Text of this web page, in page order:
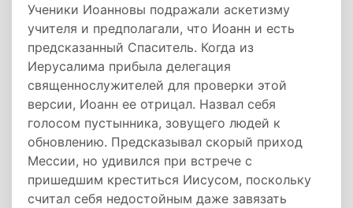
Ученики Иоанновы подражали аскетизму
учителя и предполагали, что Иоанн и есть
предсказанный Спаситель. Когда из
Иерусалима прибыла делегация
священнослужителей для проверки этой
версии, Иоанн ее отрицал. Назвал себя
голосом пустынника, зовущего людей к
обновлению. Предсказывал скорый приход
Мессии, но удивился при встрече с
пришедшим креститься Иисусом, поскольку
считал себя недостойным даже завязать